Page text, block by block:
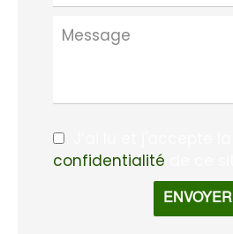
confidentialité
ENVOYER